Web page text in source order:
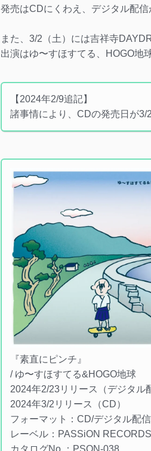
発売はCDにくわえ、デジタル配信
また、3/2（土）には吉祥寺
出演はゆ〜すほすてる、HOGO地
【2024年2/9追記】
諸事情により、CDの発売日が3/
『素直にピンチ』
/ ゆ〜すほすてる&HOGO地球
2024年2/23リリース（デジタル
2024年3/2リリース（CD）
フォーマット：CD/デジタル配信
レーベル：PASSiON RECORDS